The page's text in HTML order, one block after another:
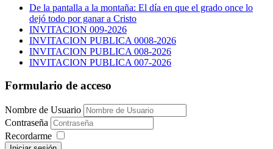
De la pantalla a la montaña: El día en que el grado once lo
dejó todo por ganar a Cristo
INVITACION 009-2026
INVITACION PUBLICA 0008-2026
INVITACION PUBLICA 008-2026
INVITACION PUBLICA 007-2026
Formulario de acceso
Nombre de Usuario
Contraseña
Recordarme